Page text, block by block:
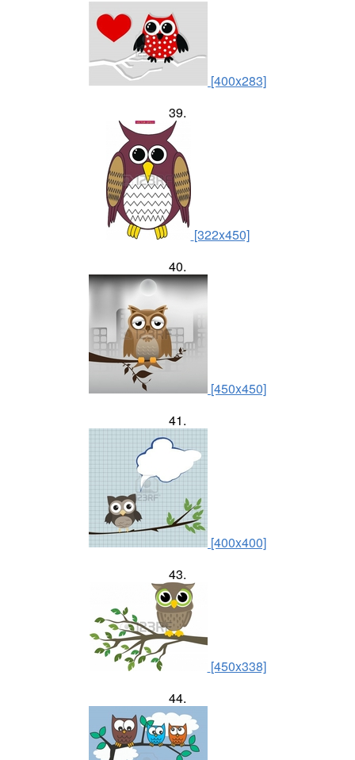
[400x283]
39.
[322x450]
40.
[450x450]
41.
[400x400]
43.
[450x338]
44.